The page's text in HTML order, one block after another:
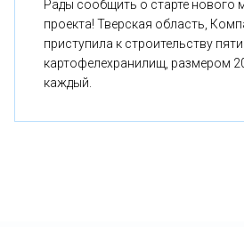
Рады сообщить о старте нового
проекта! Тверская область,
приступила к строительству
картофелехранилищ, размером
каждый.